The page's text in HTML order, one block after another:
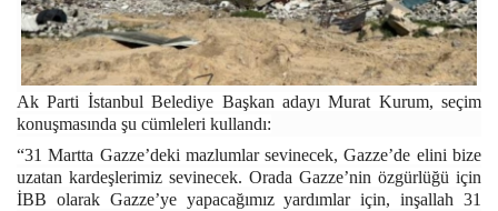
Ak Parti İstanbul Belediye Başkan adayı Murat Kurum, seçim
konuşmasında şu cümleleri kullandı:
“31 Martta Gazze’deki mazlumlar sevinecek, Gazze’de elini bize
uzatan kardeşlerimiz sevinecek. Orada Gazze’nin özgürlüğü için
İBB olarak Gazze’ye yapacağımız yardımlar için, inşallah 31